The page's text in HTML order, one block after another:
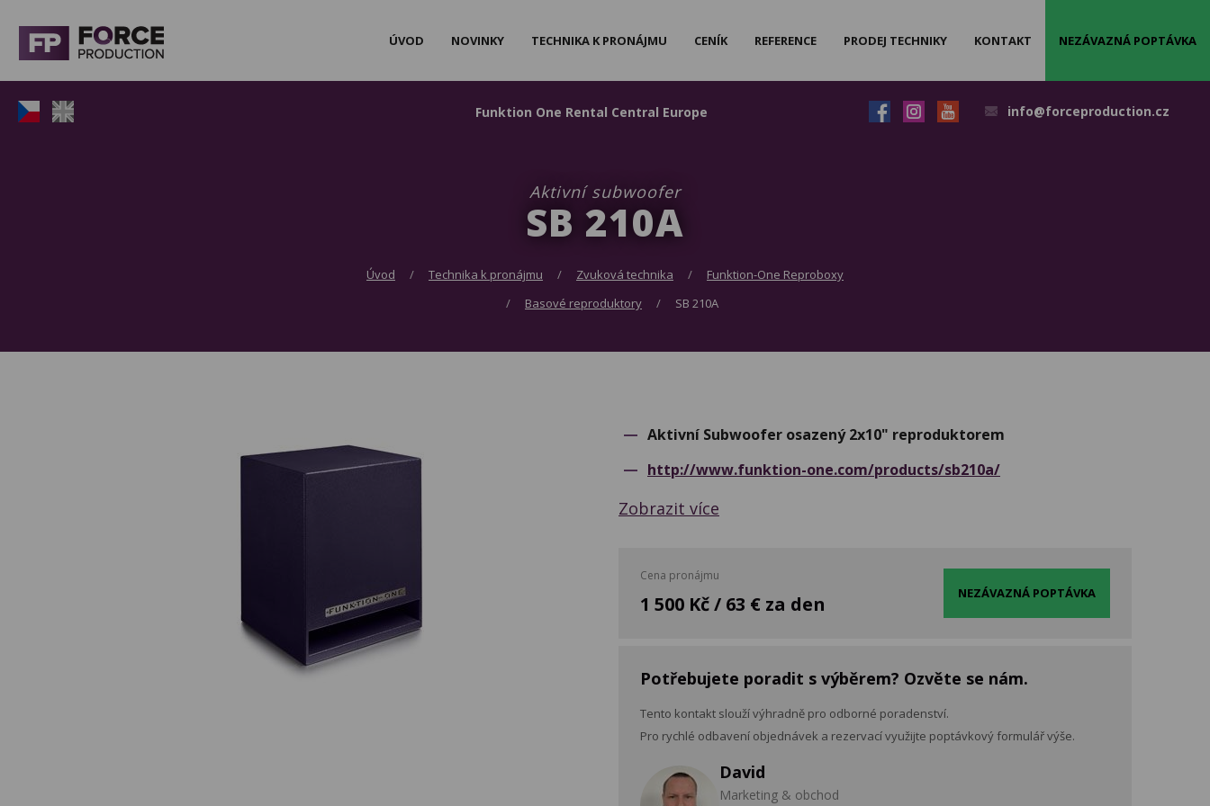
ÚVOD NOVINKY TECHNIKA K PRONÁJMU CENÍK REFERENCE PRODEJ TECHNIKY KONTAKT NEZÁVAZNÁ POPTÁVKA
Funktion One Rental Central Europe info@forceproduction.cz
Aktivní subwoofer
SB 210A
Úvod Technika k pronájmu Zvuková technika
Funktion-One Reproboxy
Basové reproduktory
SB 210A
Aktivní Subwoofer osazený 2x10" reproduktorem
http://www.funktion-one.com/products/sb210a/
Zobrazit více
Cena pronájmu
1 500 Kč / 63 € za den NEZÁVAZNÁ POPTÁVKA
Potřebujete poradit s výběrem? Ozvěte se nám.
Tento kontakt slouží výhradně pro odborné poradenství.
Pro rychlé odbavení objednávek a rezervací využijte poptávkový formulář výše.
David
Marketing & obchod